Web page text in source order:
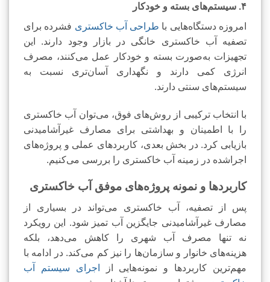
۴. سیستم‌های بسته و خودکار
امروزه دستگاه‌هایی با طراحی آب خاکستری فشرده برای
تصفیه آب خاکستری خانگی در بازار وجود دارند. این
تجهیزات به‌صورت بسته و خودکار عمل می‌کنند، مصرف
انرژی کمی دارند و نگهداری آسان‌تری نسبت به
سیستم‌های سنتی دارند.
با انتخاب ترکیبی از روش‌های فوق، می‌توان آب خاکستری
را با اطمینان و بهداشتی برای مصارف غیرآشامیدنی
بازیابی کرد. در بخش بعدی، کاربردهای عملی و پروژه‌های
اجراشده در زمینه آب خاکستری را بررسی می‌کنیم.
کاربردها و نمونه پروژه‌های موفق آب خاکستری
پس از تصفیه، آب خاکستری می‌تواند در بسیاری از
مصارف غیرآشامیدنی جایگزین آب تمیز شود. این رویکرد
نه تنها مصرف آب شهری را کاهش می‌دهد، بلکه
هزینه‌های خانوار و سازمان‌ها را نیز کم می‌کند. در ادامه با
مهم‌ترین کاربردها و نمونه‌هایی از
اجرای سیستم آب